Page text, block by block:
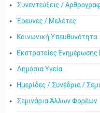
Συνεντεύξεις /
Έρευνες / Μελέτες
Κοινωνική Υπευθυνότητα
Εκστρατείες Ενημέρωσης
Δημόσια Υγεία
Ημερίδες / Συνέδρια /
Σεμινάρια Άλλων Φορέων